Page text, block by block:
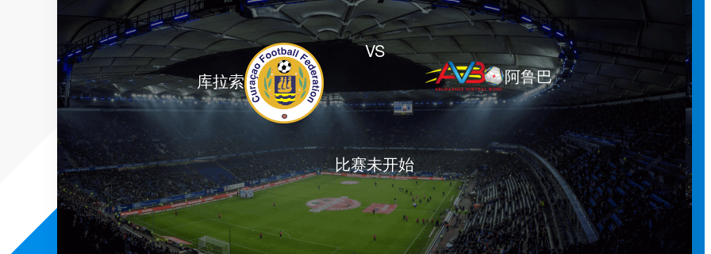
库拉索
VS
比赛未开始
阿鲁巴